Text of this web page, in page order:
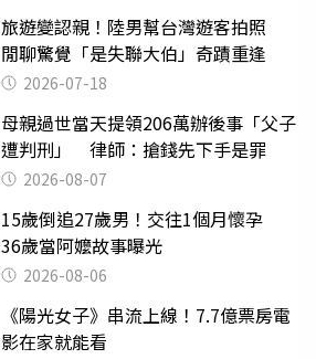
旅遊變認親！陸男幫台灣遊客拍照
閒聊驚覺「是失聯大伯」奇蹟重逢
2026-07-18
母親過世當天提領206萬辦後事「父子
遭判刑」 律師：搶錢先下手是罪
2026-08-07
15歲倒追27歲男！交往1個月懷孕
36歲當阿嬤故事曝光
2026-08-06
《陽光女子》串流上線！7.7億票房電
影在家就能看